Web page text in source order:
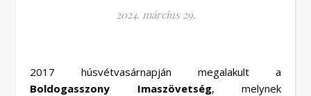
2024. március 29.
2017 húsvétvasárnapján megalakult a
Boldogasszony Imaszövetség, melynek